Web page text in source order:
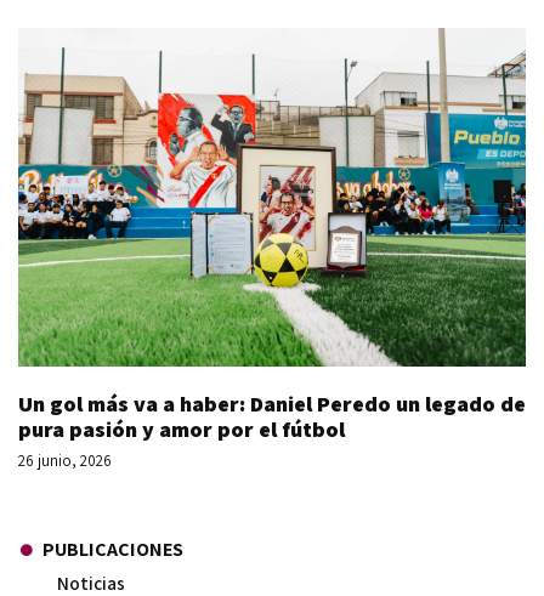
Un gol más va a haber: Daniel Peredo un legado de
pura pasión y amor por el fútbol
26 junio, 2026
PUBLICACIONES
Noticias